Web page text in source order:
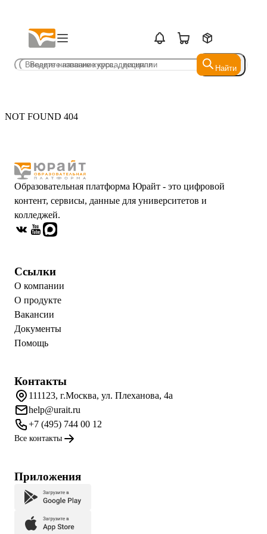
Найти
Найти
NOT FOUND 404
Образовательная платформа Юрайт - это цифровой
контент, сервисы, данные для университетов и
колледжей.
Ссылки
О компании
О продукте
Вакансии
Документы
Помощь
Контакты
111123, г.Москва, ул. Плеханова, 4а
help@urait.ru
+7 (495) 744 00 12
Все контакты
Приложения